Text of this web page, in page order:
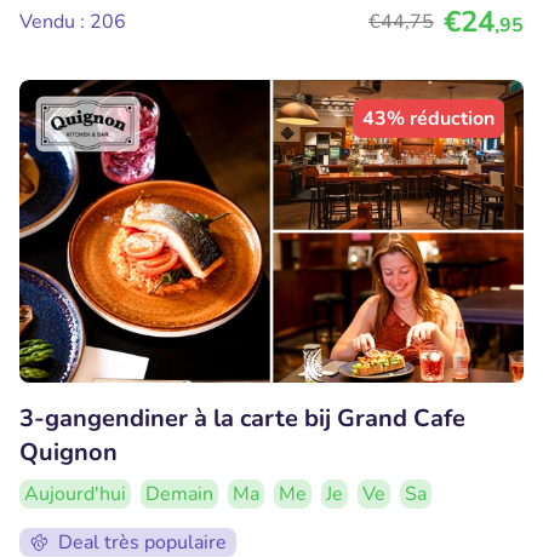
Vendu : 206
€44,75 €24,95
43% réduction
3-gangendiner à la carte bij Grand Cafe
Quignon
Aujourd'hui Demain Ma Me Je Ve
Sa
Deal très populaire